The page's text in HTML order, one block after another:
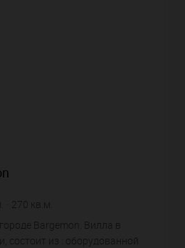
270 кв.м.
5 870,37 € цена за кв.м.
Bargemon. Вилла в
состоит из : оборудованной